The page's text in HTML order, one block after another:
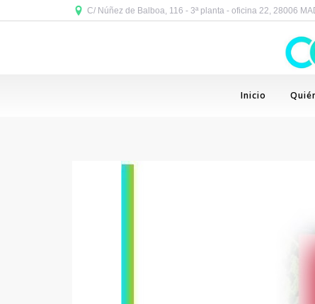
C/ Núñez de Balboa, 116 - 3ª planta - oficina 22, 28006
Inicio